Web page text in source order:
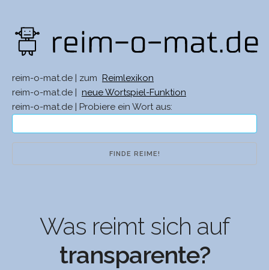
reim-o-mat.de | zum
Reimlexikon
reim-o-mat.de |
neue Wortspiel-Funktion
reim-o-mat.de | Probiere ein Wort aus:
Was reimt sich auf
transparente?